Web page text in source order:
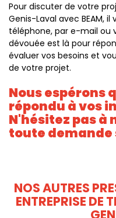
Pour discuter de votre
Genis-Laval avec BEAM,
téléphone, par e-mail ou
dévouée est là pour
évaluer vos besoins et
de votre projet.
Nous espérons
répondu à vos
N'hésitez pas à
toute
NOS AUTRES
ENTREPRISE DE